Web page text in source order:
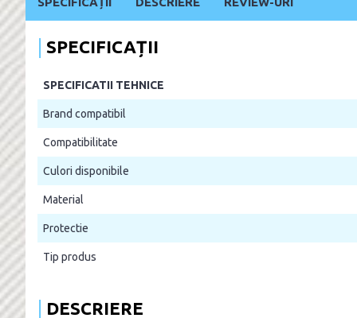
SPECIFICAȚII
SPECIFICATII TEHNICE
Brand compatibil
Compatibilitate
Culori disponibile
Material
Protectie
Tip produs
DESCRIERE